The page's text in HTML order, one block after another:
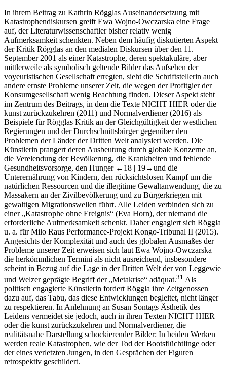
In ihrem Beitrag zu Kathrin Rögglas Auseinandersetzung mit
Katastrophendiskursen greift Ewa Wojno-Owczarska eine Frage
auf, der Literaturwissenschaftler bisher relativ wenig
Aufmerksamkeit schenkten. Neben dem häufig diskutierten Aspekt
der Kritik Rögglas an den medialen Diskursen über den 11.
September 2001 als einer Katastrophe, deren spektakuläre, aber
mittlerweile als symbolisch geltende Bilder das Aufsehen der
voyeuristischen Gesellschaft erregten, sieht die Schriftstellerin auch
andere ernste Probleme unserer Zeit, die wegen der Profitgier der
Konsumgesellschaft wenig Beachtung finden. Dieser Aspekt steht
im Zentrum des Beitrags, in dem die Texte NICHT HIER oder die
kunst zurückzukehren (2011) und Normalverdiener(2016) als
Beispiele für Rögglas Kritik an der Gleichgültigkeit der westlichen
Regierungen und der Durchschnittsbürger gegenüber den
Problemen der Länder der Dritten Welt analysiert werden. Die
Künstlerin prangert deren Ausbeutung durch globale Konzerne an,
die Verelendung der Bevölkerung, die Krankheiten und fehlende
Gesundheitsvorsorge, den Hunger ←18 | 19→und die
Unterernährung von Kindern, den rücksichtslosen Kampf um die
natürlichen Ressourcen und die illegitime Gewaltanwendung, die zu
Massakern an der Zivilbevölkerung und zu Bürgerkriegen mit
gewaltigen Migrationswellen führt. Alle Leiden verbinden sich zu
einer „Katastrophe ohne Ereignis“ (Eva Horn), der niemand die
erforderliche Aufmerksamkeit schenkt. Daher engagiert sich Röggla
u. a. für Milo Raus Performance-Projekt Kongo-Tribunal II (2015).
Angesichts der Komplexität und auch des globalen Ausmaßes der
Probleme unserer Zeit erweisen sich laut Ewa Wojno-Owczarska
die herkömmlichen Termini als nicht ausreichend, insbesondere
scheint in Bezug auf die Lage in der Dritten Welt der von Leggewie
und Welzer geprägte Begriff der „Metakrise“ adäquat.31 Als
politisch engagierte Künstlerin fordert Röggla ihre Zeitgenossen
dazu auf, das Tabu, das diese Entwicklungen begleitet, nicht länger
zu respektieren. In Anlehnung an Susan Sontags Ästhetik des
Leidens vermeidet sie jedoch, auch in ihren Texten NICHT HIER
oder die kunst zurückzukehren und Normalverdiener, die
realitätsnahe Darstellung schockierender Bilder: In beiden Werken
werden reale Katastrophen, wie der Tod der Bootsflüchtlinge oder
der eines verletzten Jungen, in den Gesprächen der Figuren
retrospektiv geschildert.